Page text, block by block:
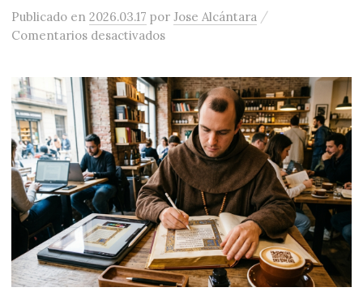
Publicado en2026.03.17 porJose Alcántara /
Comentarios desactivadosen Lecciones del renacimiento